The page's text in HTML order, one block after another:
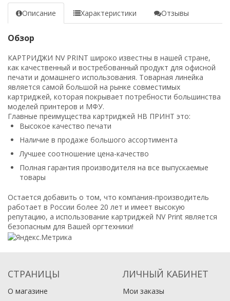
Описание Характеристики Отзывы
Обзор
КАРТРИДЖИ NV PRINT широко известны в нашей стране,
как качественный и востребованный продукт для офисной
печати и домашнего использования. Товарная линейка
является самой большой на рынке совместимых
картриджей, которая покрывает потребности большинства
моделей принтеров и МФУ.
Главные преимущества картриджей НВ ПРИНТ это:
Высокое качество печати
Наличие в продаже большого ассортимента
Лучшее соотношение цена-качество
Полная гарантия производителя на все выпускаемые
товары
Остается добавить о том, что компания-производитель
работает в России более 20 лет и имеет высокую
репутацию, а использование картриджей NV Print является
безопасным для Вашей оргтехники!
СТРАНИЦЫ
О магазине
ЛИЧНЫЙ КАБИНЕТ
Мои заказы